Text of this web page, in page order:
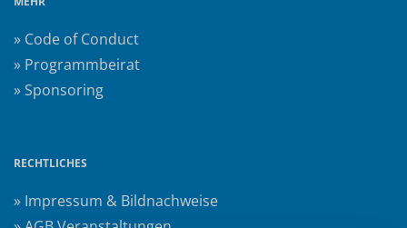
» Code of Conduct
» Programmbeirat
» Sponsoring
RECHTLICHES
» Impressum & Bildnachweise